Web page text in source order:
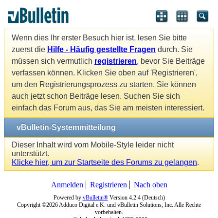
Wenn dies Ihr erster Besuch hier ist, lesen Sie bitte
zuerst die Hilfe - Häufig gestellte Fragen durch. Sie
müssen sich vermutlich registrieren, bevor Sie Beiträge
verfassen können. Klicken Sie oben auf 'Registrieren',
um den Registrierungsprozess zu starten. Sie können
auch jetzt schon Beiträge lesen. Suchen Sie sich
einfach das Forum aus, das Sie am meisten interessiert.
vBulletin-Systemmitteilung
Dieser Inhalt wird vom Mobile-Style leider nicht
unterstützt.
Klicke hier, um zur Startseite des Forums zu gelangen.
Anmelden Registrieren Nach oben
Powered by vBulletin®Version 4.2.4 (Deutsch)
Copyright ©2026 Adduco Digital e.K. und vBulletin Solutions, Inc. Alle Rechte
vorbehalten.